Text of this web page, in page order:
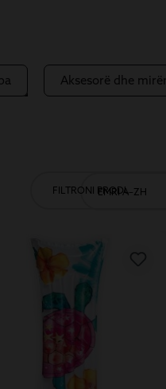
Aksesorë dhe
FILTRONI PRODUKTET